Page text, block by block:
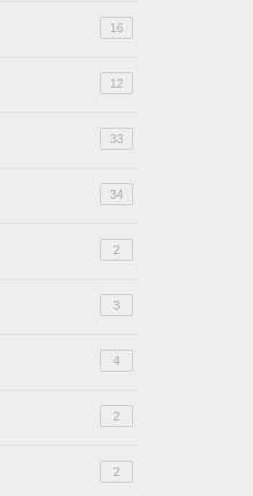
16
12
33
34
2
3
4
2
2